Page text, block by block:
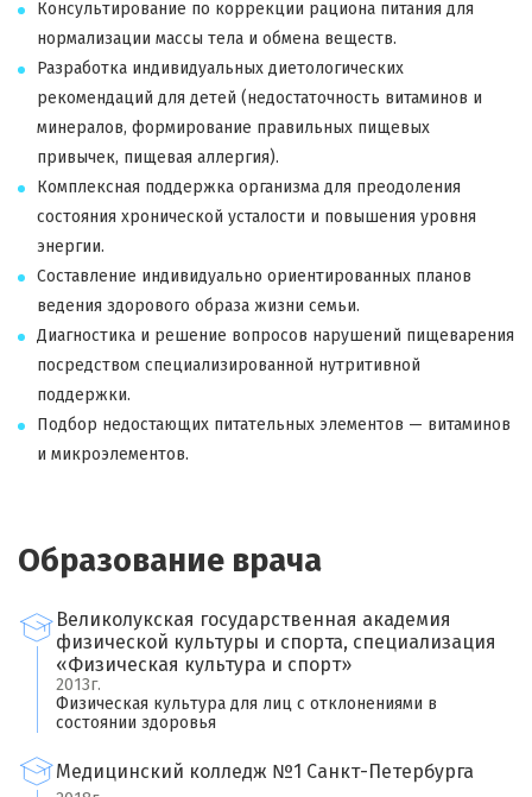
Консультирование по коррекции рациона питания для
нормализации массы тела и обмена веществ.
Разработка индивидуальных диетологических
рекомендаций для детей (недостаточность витаминов и
минералов, формирование правильных пищевых
привычек, пищевая аллергия).
Комплексная поддержка организма для преодоления
состояния хронической усталости и повышения уровня
энергии.
Составление индивидуально ориентированных планов
ведения здорового образа жизни семьи.
Диагностика и решение вопросов нарушений пищеварения
посредством специализированной нутритивной
поддержки.
Подбор недостающих питательных элементов — витаминов
и микроэлементов.
Образование врача
Великолукская государственная академия
физической культуры и спорта, специализация
«Физическая культура и спорт»
2013г.
Физическая культура для лиц с отклонениями в
состоянии здоровья
Медицинский колледж №1 Санкт-Петербурга